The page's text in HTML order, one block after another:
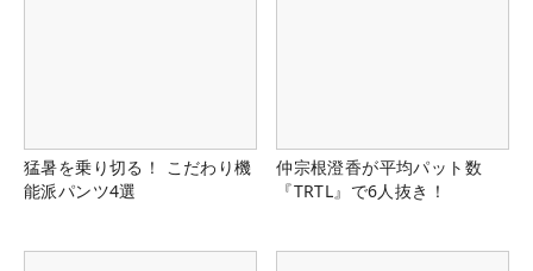
猛暑を乗り切る！ こだわり機
能派パンツ4選
仲宗根澄香が平均パット数
『TRTL』で6人抜き！